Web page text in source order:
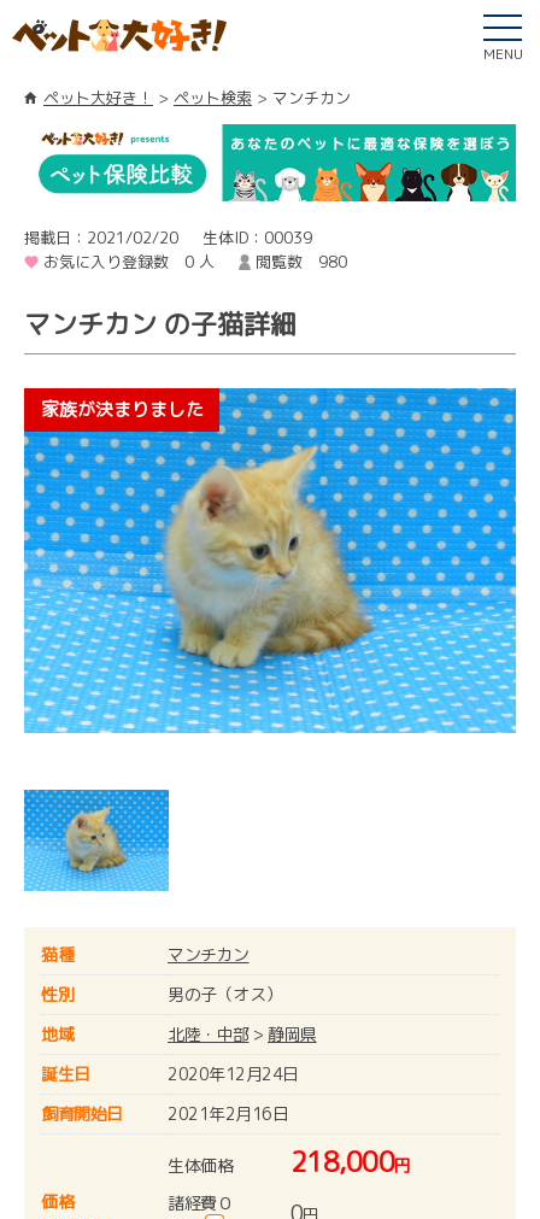
MENU
ペット大好き！ ペット検索 マンチカン
掲載日：2021/02/20
生体ID：00039
お気に入り登録数 0 人
閲覧数 980
マンチカン の子猫詳細
猫種
マンチカン
性別
男の子（オス）
地域
北陸・中部> 静岡県
誕生日
2020年12月24日
飼育開始日
2021年2月16日
価格
生体価格 218,000円
諸経費０